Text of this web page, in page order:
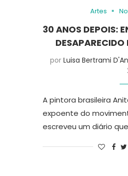
Artes
30 ANOS DEPOIS:
por Luisa Bertrami
A pintora brasileira
expoente do
escreveu um diário